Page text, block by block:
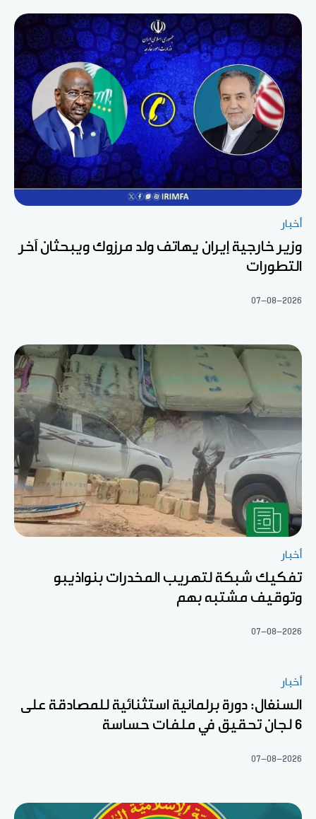
أخبار
وزير خارجية إيران يهاتف ولد مرزوك ويبحثان آخر
التطورات
07-08-2026
أخبار
تفكيك شبكة لتهريب المخدرات بنواذيبو
وتوقيف مشتبه بهم
07-08-2026
أخبار
السنغال: دورة برلمانية استثنائية للمصادقة على
6 لجان تحقيق في ملفات حساسة
07-08-2026